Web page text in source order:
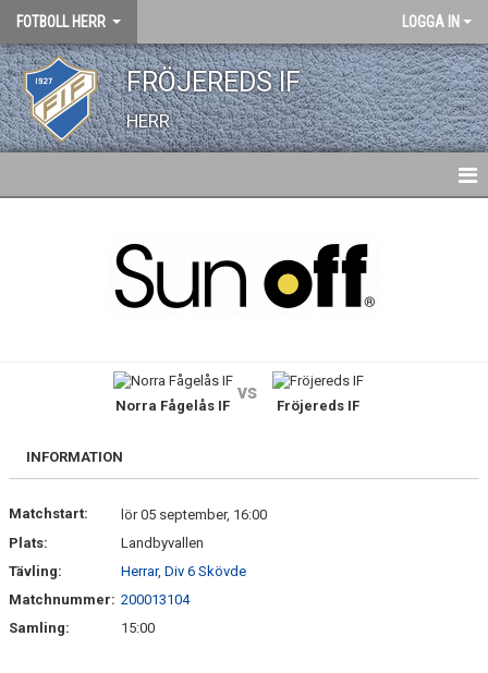
FOTBOLL HERR LOGGA IN
FRÖJEREDS IF
HERR
DOKUMENT
MARATONTABELL MATCHER
KONTAKT
MATCHER
Norra Fågelås IF
vs
Fröjereds IF
INFORMATION
Matchstart:
lör 05 september, 16:00
Plats:
Landbyvallen
Tävling:
Herrar, Div 6 Skövde
Matchnummer: 200013104
Samling:
15:00